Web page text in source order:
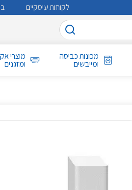
לקוחות עיסקיים
מכונות כביסה
ומייבשים
מוצרי
ומזגנים